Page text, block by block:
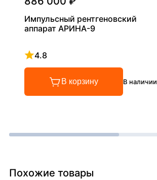
Импульсный рентгеновский
аппарат АРИНА-9
4.8
Рейтинг 4.8 из 5
В корзину В наличии
Похожие товары